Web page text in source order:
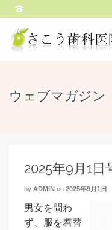
ウェブマガジン
2025年9月1
by ADMIN on 2025年9月1日
男女を問わ
ず、服を着替